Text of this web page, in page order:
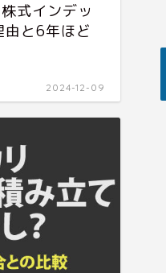
式インデッ
由と6年ほど
2024-12-09